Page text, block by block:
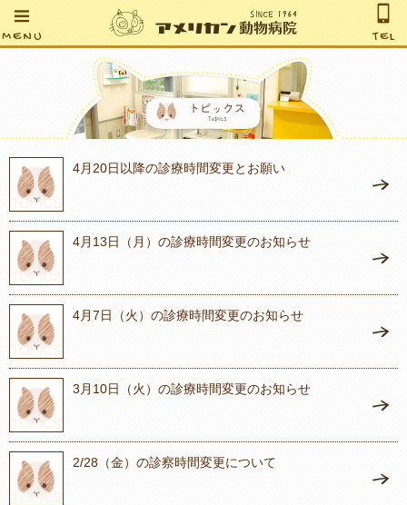
MENU TEL
4月20日以降の診療時間変更とお願い
4月13日（月）の診療時間変更のお知らせ
4月7日（火）の診療時間変更のお知らせ
3月10日（火）の診療時間変更のお知らせ
2/28（金）の診察時間変更について